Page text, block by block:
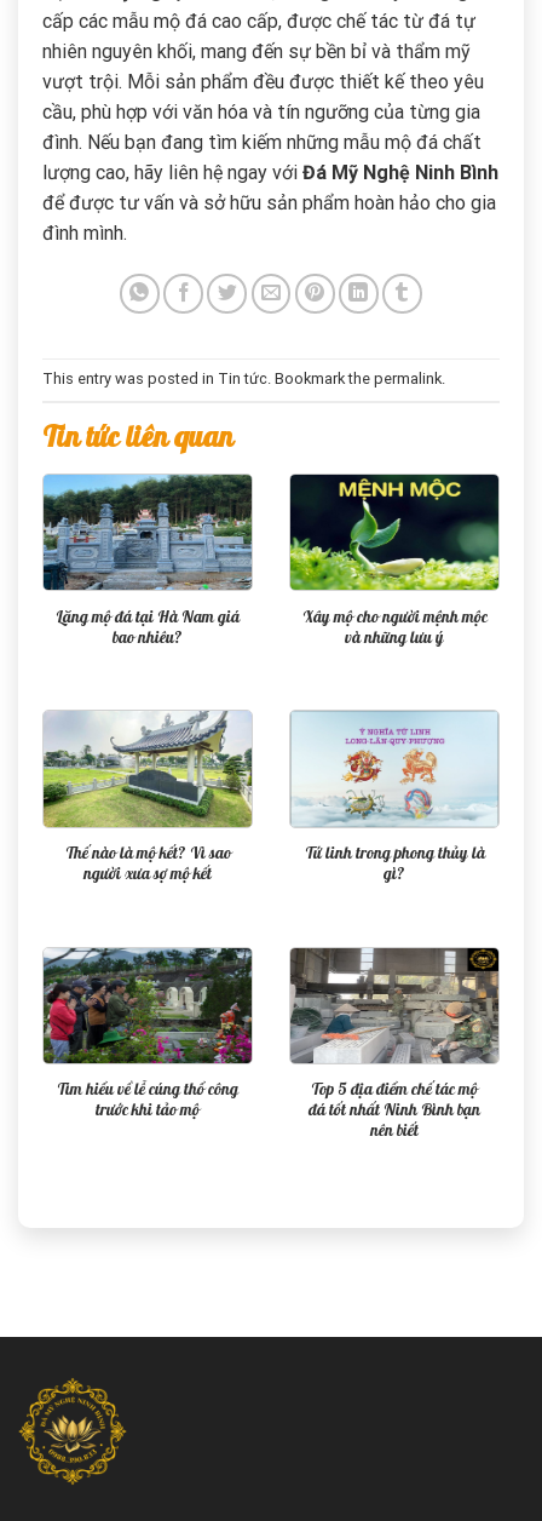
cấp các mẫu mộ đá cao cấp, được chế tác từ đá tự
nhiên nguyên khối, mang đến sự bền bỉ và thẩm mỹ
vượt trội. Mỗi sản phẩm đều được thiết kế theo yêu
cầu, phù hợp với văn hóa và tín ngưỡng của từng gia
đình. Nếu bạn đang tìm kiếm những mẫu mộ đá chất
lượng cao, hãy liên hệ ngay với Đá Mỹ Nghệ Ninh Bình
để được tư vấn và sở hữu sản phẩm hoàn hảo cho gia
đình mình.
This entry was posted in Tin tức. Bookmark the permalink.
Tin tức liên quan
Lăng mộ đá tại Hà Nam giá
bao nhiêu?
Xây mộ cho người mệnh mộc
và những lưu ý
Thế nào là mộ kết? Vì sao
người xưa sợ mộ kết
Tứ linh trong phong thủy là
gì?
Tìm hiểu về lễ cúng thổ công
trước khi tảo mộ
Top 5 địa điểm chế tác mộ
đá tốt nhất Ninh Bình bạn
nên biết